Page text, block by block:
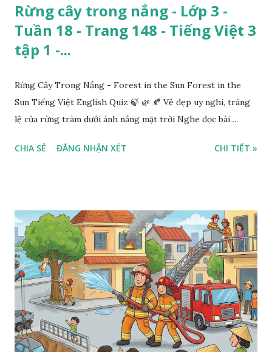
Rừng cây trong nắng - Lớp 3 -
Tuần 18 - Trang 148 - Tiếng Việt 3
tập 1 -...
Rừng Cây Trong Nắng - Forest in the Sun Forest in the
Sun Tiếng Việt English Quiz 🍃 🌿 🍂 Vẻ đẹp uy nghi, tráng
lệ của rừng tràm dưới ánh nắng mặt trời Nghe đọc bài ...
CHIA SẺ ĐĂNG NHẬN XÉT CHI TIẾT »